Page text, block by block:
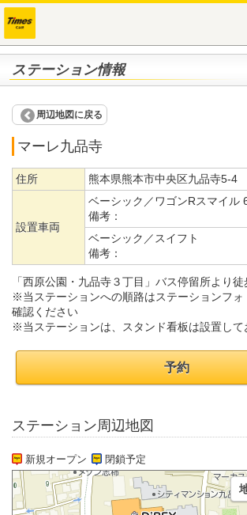
ステーション情報
周辺地図に戻る
マーレ九品寺
住所 熊本県熊本市中央区九品寺5-4
設置車両
ベーシック／ワゴンRスマイル
備考：
ベーシック／スイフト
備考：
「西原公園・九品寺３丁目」バス停留所より徒
※当ステーションへの順路はステーションフォ
確認ください
※当ステーションは、スタンド看板は設置して
予約
ステーション周辺地図
新規オープン 閉鎖予定